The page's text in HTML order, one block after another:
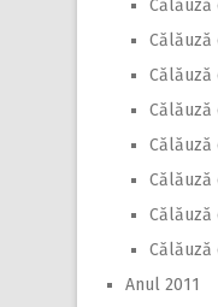
Călăuză
Călăuză
Călăuză
Călăuză
Călăuză
Călăuză
Călăuză
Călăuză
Anul 2011